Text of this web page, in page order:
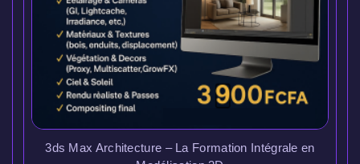
3ds Max Architecture – La Formation Intégrale en